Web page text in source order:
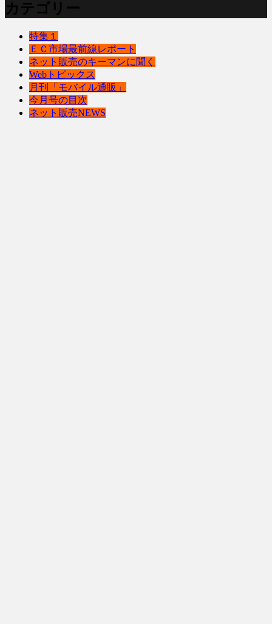
カテゴリー
特集１
ＥＣ市場最前線レポート
ネット販売のキーマンに聞く
Webトピックス
月刊「モバイル通販」
今月号の目次
ネット販売NEWS